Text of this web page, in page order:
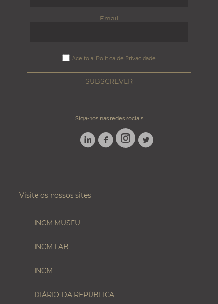
Email
Aceito a Política de Privacidade
Siga-nos nas redes sociais
LINKEDINFACEBOOK
INSTAGRAM
TWITTER
Visite os nossos sites
INCM MUSEU
INCM LAB
INCM
DIÁRIO DA REPÚBLICA